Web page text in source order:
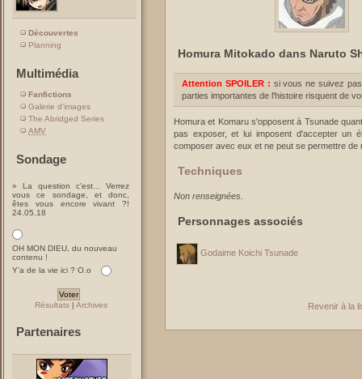
Découvertes
Planning
Multimédia
Fanfictions
Galerie d'images
The Abridged Series
AMV
Sondage
» La question c'est... Verrez
vous ce sondage, et donc,
êtes vous encore vivant ?!
24.05.18
OH MON DIEU, du nouveau
contenu !
Y'a de la vie ici ? O.o
Résultats| Archives
Partenaires
Homura Mitokado dans Naruto
Attention SPOILER : si vous ne suivez
parties importantes de l'histoire risquent de
Homura et Komaru s'opposent à Tsunade
pas exposer, et lui imposent d'accepter un
composer avec eux et ne peut se permettre de
Techniques
Non renseignées.
Personnages associés
Godaime Koichi Tsunade
Revenir à la